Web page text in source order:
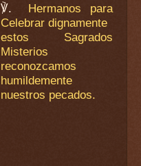
℣.
Hermanos para
Celebrar dignamente
estos Sagrados
Misterios
reconozcamos
humildemente
nuestros pecados.